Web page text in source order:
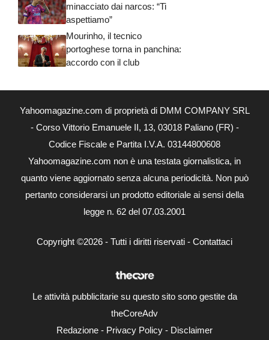
minacciato dai narcos: “Ti
aspettiamo”
Mourinho, il tecnico
portoghese torna in panchina:
accordo con il club
Yahoomagazine.com di proprietà di DMM COMPANY SRL
- Corso Vittorio Emanuele II, 13, 03018 Paliano (FR) -
Codice Fiscale e Partita I.V.A. 03144800608
Yahoomagazine.com non è una testata giornalistica, in
quanto viene aggiornato senza alcuna periodicità. Non può
pertanto considerarsi un prodotto editoriale ai sensi della
legge n. 62 del 07.03.2001
Copyright ©2026 - Tutti i diritti riservati - Contattaci
Le attività pubblicitarie su questo sito sono gestite da
theCoreAdv
Redazione - Privacy Policy - Disclaimer